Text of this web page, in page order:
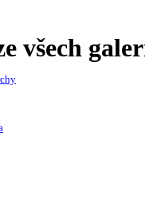
všech